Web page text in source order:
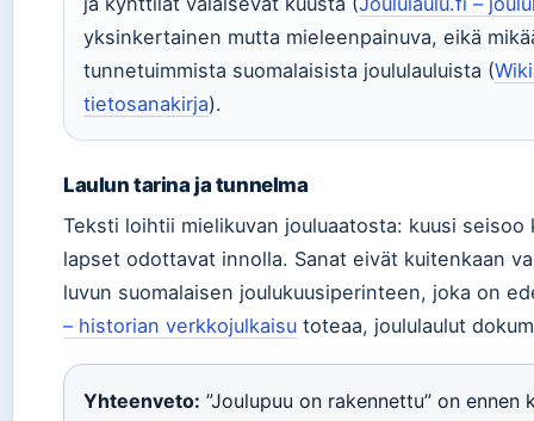
yksinkertainen mutta mieleenpainuva, eikä
tunnetuimmista suomalaisista joululauluista (
tietosanakirja).
Laulun tarina ja tunnelma
Teksti loihtii mielikuvan jouluaatosta: kuusi
lapset odottavat innolla. Sanat eivät kuitenkaan
luvun suomalaisen joulukuusiperinteen, joka on
– historian verkkojulkaisu toteaa, joululaulut
Yhteenveto: ”Joulupuu on rakennettu” on